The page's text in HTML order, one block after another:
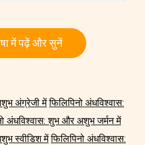
में पढ़ें और सुनें
अंग्रेजी में फिलिपिनो अंधविश्वास:
अंधविश्वास: शुभ और अशुभ जर्मन में
स्वीडिश में फिलिपिनो अंधविश्वास: